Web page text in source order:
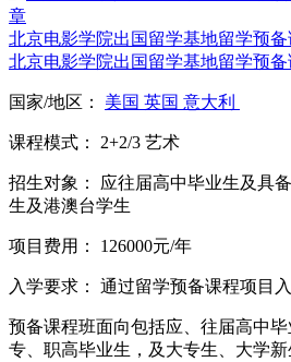
北京电影学院出国留学基地留学预
北京电影学院出国留学基地留学预
国家/地区： 美国 英国 意大利
课程模式： 2+2/3 艺术
招生对象： 应往届高中毕业生及具
生及港澳台学生
项目费用： 126000元/年
入学要求： 通过留学预备课程项目
预备课程班面向包括应、往届高中
专、职高毕业生，及大专生、大学